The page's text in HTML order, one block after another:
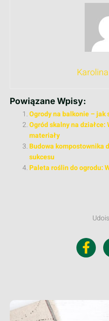
Powiązane Wpisy:
Ogrody na balkonie – jak
Ogród skalny na
materiały
Budowa kompostownika
sukcesu
Paleta roślin do ogrodu: